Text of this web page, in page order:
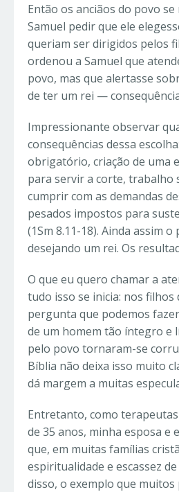
Então os anciãos do povo
Samuel pedir que ele
queriam ser dirigidos pelos
ordenou a Samuel que
povo, mas que alertasse
de ter um rei —
Impressionante observar
consequências dessa
obrigatório, criação de uma
para servir a corte, trabalho
cumprir com as demandas
pesados impostos para
(1Sm 8.11-18). Ainda assim
desejando um rei. Os
O que eu quero chamar a
tudo isso se inicia: nos filhos
pergunta que podemos
de um homem tão íntegro e
pelo povo tornaram-se
Bíblia não deixa isso muito
dá margem a muitas
Entretanto, como
de 35 anos, minha esposa e
que, em muitas famílias
espiritualidade e escassez
disso, o exemplo que muitos